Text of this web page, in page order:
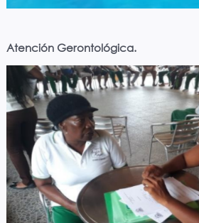
Atención Gerontológica.